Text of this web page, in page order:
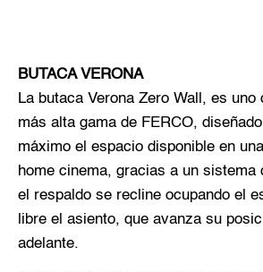
BUTACA VERONA
La butaca Verona Zero Wall, es uno
más alta gama de FERCO,
máximo el espacio disponible en
home cinema, gracias a un sistema
el respaldo se recline ocupando el
libre el asiento, que avanza su
adelante.